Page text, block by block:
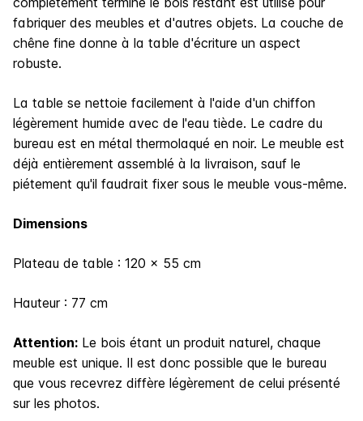
fabriquer des meubles et d'autres objets. La couche de
chêne fine donne à la table d'écriture un aspect
robuste.
La table se nettoie facilement à l'aide d'un chiffon
légèrement humide avec de l'eau tiède. Le cadre du
bureau est en métal thermolaqué en noir. Le meuble est
déjà entièrement assemblé à la livraison, sauf le
piétement qu'il faudrait fixer sous le meuble vous-même.
Dimensions
Plateau de table : 120 x 55 cm
Hauteur : 77 cm
Attention: Le bois étant un produit naturel, chaque
meuble est unique. Il est donc possible que le bureau
que vous recevrez diffère légèrement de celui présenté
sur les photos.